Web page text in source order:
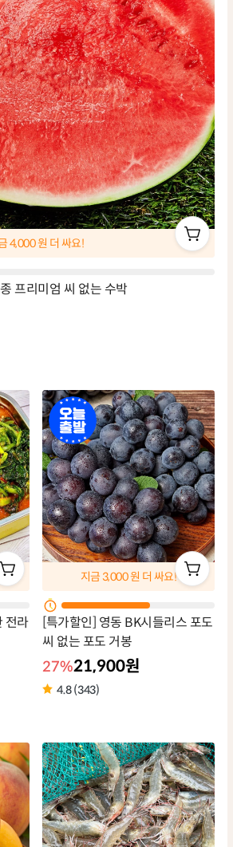
4,000원 더 싸요!
프리미엄 씨 없는 수박
전라
오
늘
출
발
지금3,000원 더 싸요!
[특가할인] 영동 BK시들리스 포도
씨 없는 포도 거봉
27%21,900원
4.8 (343)